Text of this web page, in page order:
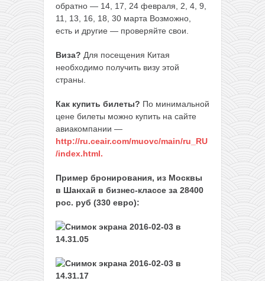
обратно — 14, 17, 24 февраля, 2, 4, 9,
11, 13, 16, 18, 30 марта Возможно,
есть и другие — проверяйте свои.
Виза? Для посещения Китая
необходимо получить визу этой
страны.
Как купить билеты? По минимальной
цене билеты можно купить на сайте
авиакомпании —
http://ru.ceair.com/muovc/main/ru_RU
/index.html.
Пример бронирования, из Москвы
в Шанхай в бизнес-классе за 28400
рос. руб (330 евро):